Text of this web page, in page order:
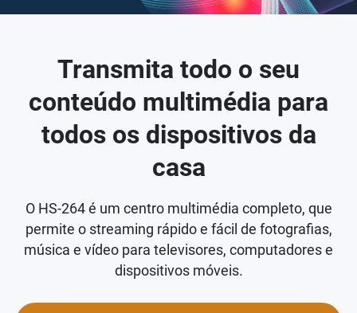
Transmita todo o seu
conteúdo multimédia para
todos os dispositivos da
O HS-264 é um centro multimédia completo, que
permite o streaming rápido e fácil de fotografias,
música e vídeo para televisores, computadores e